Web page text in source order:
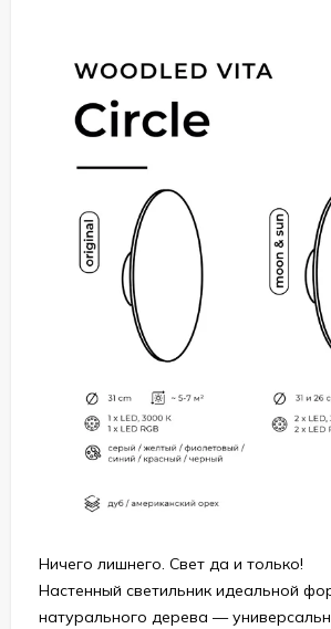
Ничего лишнего. Свет да и только!
Настенный светильник идеальной
натурального дерева —